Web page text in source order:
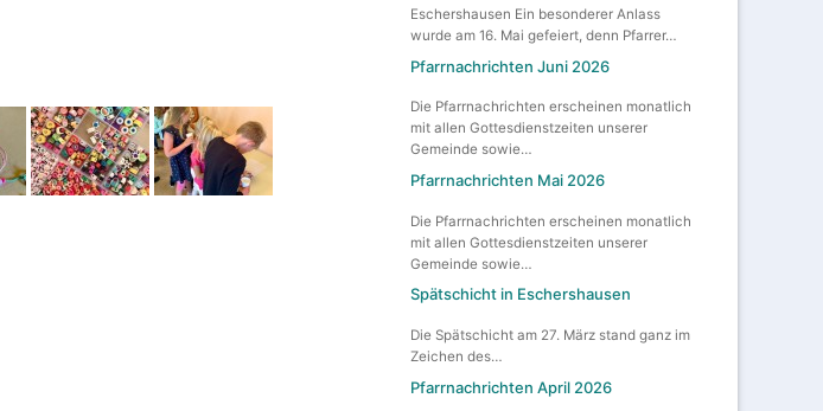
Eschershausen Ein besonderer Anlass
wurde am 16. Mai gefeiert, denn Pfarrer…
Pfarrnachrichten Juni 2026
Die Pfarrnachrichten erscheinen monatlich
mit allen Gottesdienstzeiten unserer
Gemeinde sowie…
Pfarrnachrichten Mai 2026
Die Pfarrnachrichten erscheinen monatlich
mit allen Gottesdienstzeiten unserer
Gemeinde sowie…
Spätschicht in Eschershausen
Die Spätschicht am 27. März stand ganz im
Zeichen des…
Pfarrnachrichten April 2026